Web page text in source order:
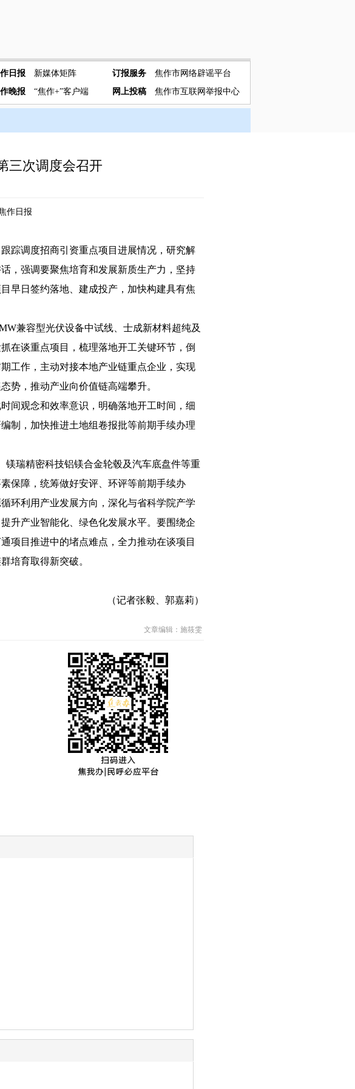
日报
新媒体矩阵
晚报
“焦作+”客户端
订报服务
焦作市网络辟谣平台
网上投稿
焦作市互联网举报中心
三次调度会召开
作日报
调度招商引资重点项目进展情况，研究解
，强调要聚焦培育和发展新质生产力，坚持
早日签约落地、建成投产，加快构建具有焦
兼容型光伏设备中试线、士成新材料超纯及
在谈重点项目，梳理落地开工关键环节，倒
工作，主动对接本地产业链重点企业，实现
势，推动产业向价值链高端攀升。
观念和效率意识，明确落地开工时间，细
制，加快推进土地组卷报批等前期手续办理
瑞精密科技铝镁合金轮毂及汽车底盘件等重
保障，统筹做好安评、环评等前期手续办
环利用产业发展方向，深化与省科学院产学
升产业智能化、绿色化发展水平。要围绕企
项目推进中的堵点难点，全力推动在谈项目
培育取得新突破。
（记者张毅、郭嘉莉）
文章编辑：施筱雯